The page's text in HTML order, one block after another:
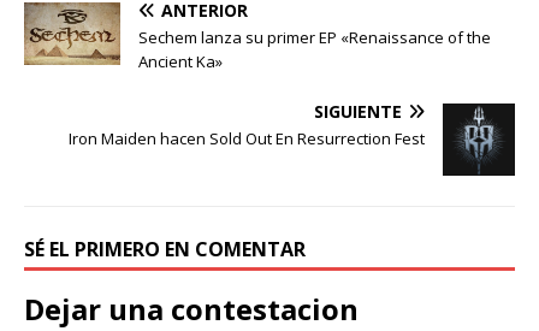
ANTERIOR
Sechem lanza su primer EP «Renaissance of the
Ancient Ka»
SIGUIENTE
Iron Maiden hacen Sold Out En Resurrection Fest
SÉ EL PRIMERO EN COMENTAR
Dejar una contestacion